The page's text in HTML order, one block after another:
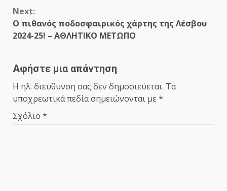
Next:
Ο πιθανός ποδοσφαιρικός χάρτης της Λέσβου
2024-25! – ΑΘΛΗΤΙΚΟ ΜΕΤΩΠΟ
Αφήστε μια απάντηση
Η ηλ. διεύθυνση σας δεν δημοσιεύεται. Τα
υποχρεωτικά πεδία σημειώνονται με *
Σχόλιο *